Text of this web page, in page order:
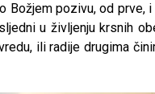
Božjem pozivu, od
u življenju krsnih
ili radije drugima